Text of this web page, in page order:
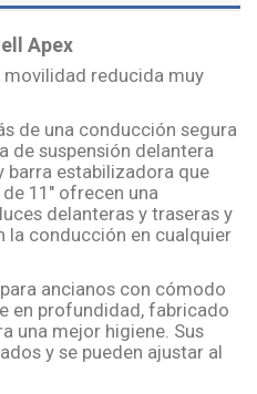
Apex
reducida muy
de una conducción segura
de suspensión delantera
barra estabilizadora que
11" ofrecen una
delanteras y traseras y
conducción en cualquier
ancianos con cómodo
en profundidad, fabricado
una mejor higiene. Sus
y se pueden ajustar al